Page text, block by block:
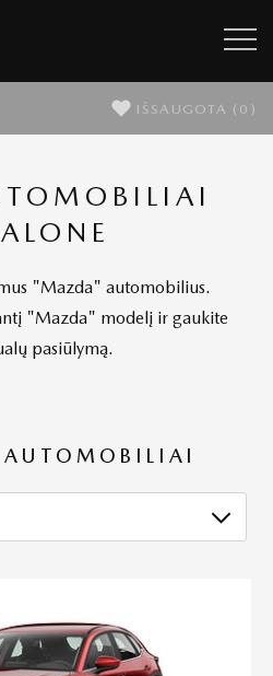
IŠSAUGOTA (0)
"Mazda" automobilius.
"Mazda" modelį ir gaukite
pasiūlymą.